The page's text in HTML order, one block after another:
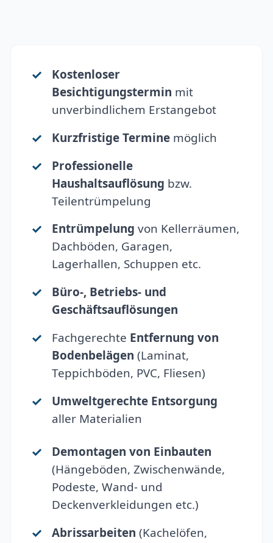
Kostenloser
Besichtigungstermin mit
unverbindlichem Erstangebot
Kurzfristige Terminemöglich
Professionelle
Haushaltsauflösung bzw.
Teilentrümpelung
Entrümpelung von Kellerräumen,
Dachböden, Garagen,
Lagerhallen, Schuppen etc.
Büro-, Betriebs- und
Geschäftsauflösungen
Fachgerechte Entfernung von
Bodenbelägen (Laminat,
Teppichböden, PVC, Fliesen)
Umweltgerechte Entsorgung
aller Materialien
Demontagen von Einbauten
(Hängeböden, Zwischenwände,
Podeste, Wand- und
Deckenverkleidungen etc.)
Abrissarbeiten (Kachelöfen,